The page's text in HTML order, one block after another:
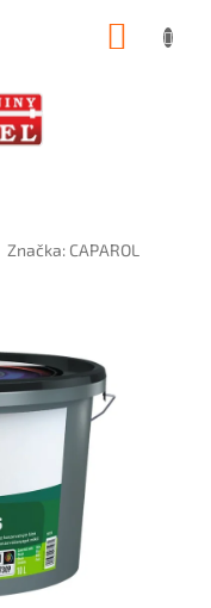
Značka: CAPAROL